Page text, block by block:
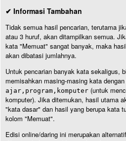
✔ Informasi Tambahan
Tidak semua hasil pencarian, terutama
atau 3 huruf, akan ditampilkan semua.
kata "Memuat" sangat banyak, maka
akan dibatasi jumlahnya.
Untuk pencarian banyak kata sekaligus,
memisahkan masing-masing kata
ajar,program,komputer (untuk
komputer). Jika ditemukan, hasil utama
"kata dasar" dan hasil yang berupa kata
kolom "Memuat".
Edisi online/daring ini merupakan